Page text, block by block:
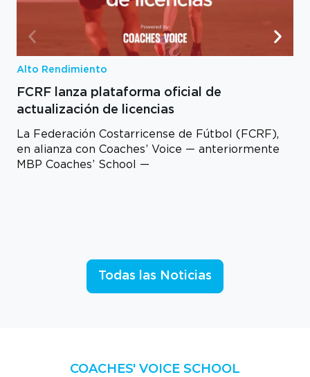
Alto Rendimiento
FCRF lanza plataforma oficial de
actualización de licencias
La Federación Costarricense de Fútbol (FCRF),
en alianza con Coaches’ Voice — anteriormente
MBP Coaches’ School —
Todas las Noticias
COACHES' VOICE SCHOOL